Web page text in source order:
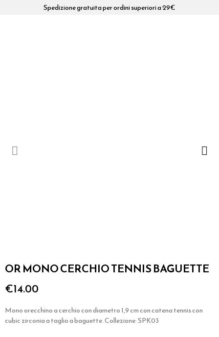
Spedizione gratuita per ordini superiori a 29€
OR MONO CERCHIO TENNIS BAGUETTE
€14.00
Mono orecchino a cerchio con diametro 1,9 cm con catena tennis con
cubic zirconia a taglio a baguette. Collezione: SPK03